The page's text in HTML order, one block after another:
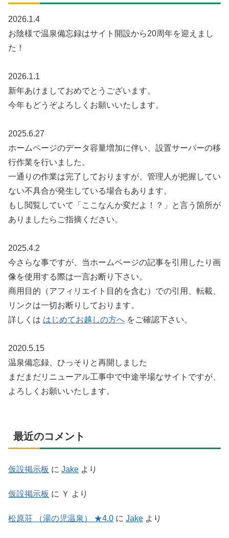
2026.1.4
お陰様で温泉備忘録はサイト開設から20周年を迎えまし
た！
2026.1.1
新年あけましておめでとうございます。
今年もどうぞよろしくお願いいたします。
2025.6.27
ホームページのデータ容量増加に伴い、設置サーバーの移
行作業を行いました。
一通りの作業は完了しておりますが、管理人が把握してい
ない不具合が発生している場合もあります。
もし閲覧していて「ここなんか変だよ！？」と言う箇所が
ありましたらご指摘ください。
2025.4.2
今さらな事ですが、当ホームページの記事を引用したり画
像を使用する際は一言お断り下さい。
商用目的（アフィリエイト目的を含む）での引用、転載、
リンクは一切お断りしております。
詳しくは はじめてお越しの方へ をご確認下さい。
2020.5.15
温泉備忘録、ひっそりと再開しました
まだまだリニューアル工事中で中途半場なサイトですが、
よろしくお願いいたします。
最近のコメント
仮設掲示板 に Jake より
仮設掲示板 に Ｙ より
松原荘 （湯の児温泉） ★4.0 に Jake より